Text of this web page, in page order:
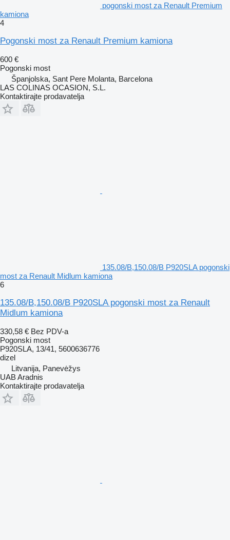
pogonski most za Renault Premium
kamiona
4
Pogonski most za Renault Premium kamiona
600 €
Pogonski most
Španjolska, Sant Pere Molanta, Barcelona
LAS COLINAS OCASION, S.L.
Kontaktirajte prodavatelja
135.08/B,150.08/B P920SLA pogonski
most za Renault Midlum kamiona
6
135.08/B,150.08/B P920SLA pogonski most za Renault
Midlum kamiona
330,58 € Bez PDV-a
Pogonski most
P920SLA, 13/41, 5600636776
dizel
Litvanija, Panevėžys
UAB Aradnis
Kontaktirajte prodavatelja